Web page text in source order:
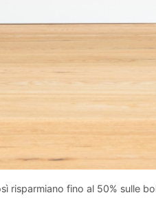
risparmiano fino al 50% sulle